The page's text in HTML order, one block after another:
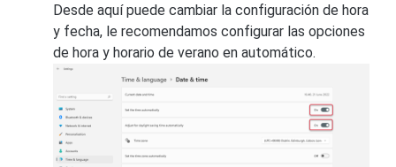
Desde aquí puede cambiar la configuración de hora
y fecha, le recomendamos configurar las opciones
de hora y horario de verano en automático.